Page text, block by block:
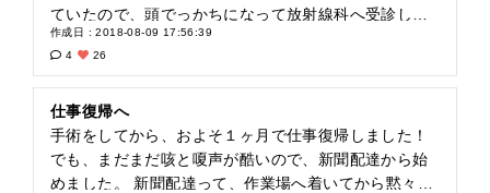
｢書道家になって、夢だった個展を開催!!｣ みたいな感
じで、〇才で夢叶った!!って事を書くんです!! ちなみに
ウチの娘、小２から始めた習字をかれこれ今年で5年
目。 飽き性な子がこれだけは頑張ってます!! 話しを戻
して、これを2時間みっちり使って仕上げます。 はじ
めは、｢こんなの書けない！どうしよう！｣って声がほ
とんど。鉛筆は止まったまま。 しばらくすると、鉛筆
の音が聞こえてきて、ほとんどの子が2時間で仕上げて
ていたので、頭でっかちになって放射線科へ受診しま
した。 2月に予約をし(結果、2月に次女の最後の参観
日があることが分かり、5月に延ばしました) その下準
備として、入院の3週間前からチラージン(甲状腺の薬)
を止める。 1週間前からヨード制限食を開始。 (海藻類
を食べない) アイソトープ治療とは、放射能を有するカ
プセルを3個飲み、薬が病巣部に集中的に取り込まれ、
細胞をたたく。というものです。 もちろん副作用もあ
作成日 : 2018-08-09 17:56:39
4
26
仕事復帰へ
手術をしてから、およそ１ヶ月で仕事復帰しました！
でも、まだまだ咳と嗄声が酷いので、新聞配達から始
めました。 新聞配達って、作業場へ着いてから黙々と